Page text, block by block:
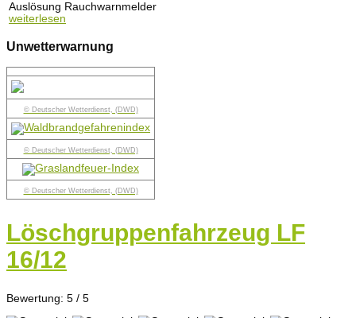
Auslösung Rauchwarnmelder
weiterlesen
Unwetterwarnung
© Deutscher Wetterdienst, (DWD)
© Deutscher Wetterdienst, (DWD)
© Deutscher Wetterdienst, (DWD)
Löschgruppenfahrzeug LF
16/12
Bewertung: 5 / 5